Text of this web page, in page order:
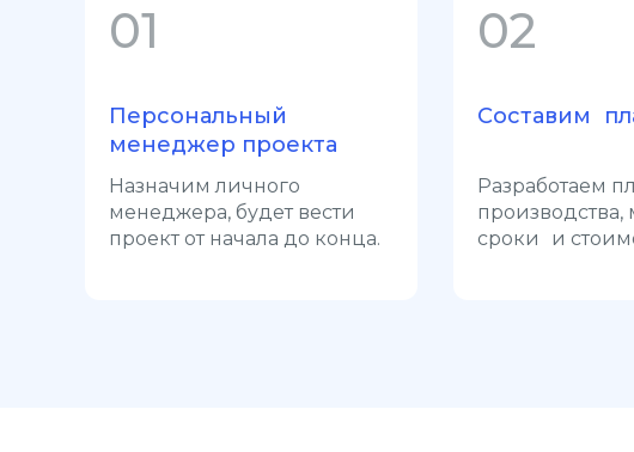
01
Персональный
менеджер проекта
Назначим личного
менеджера, будет вести
проект от начала до конца.
02
Составим
Разработаем
производства,
сроки и